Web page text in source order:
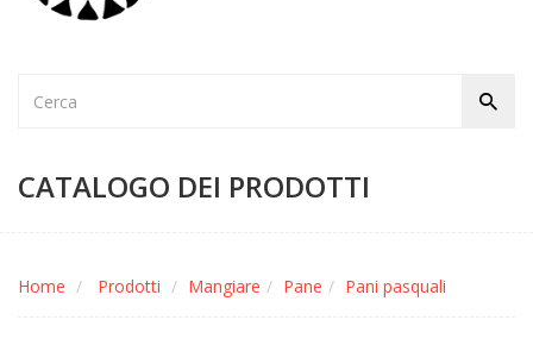
CATALOGO DEI PRODOTTI
Home Prodotti Mangiare Pane Pani pasquali